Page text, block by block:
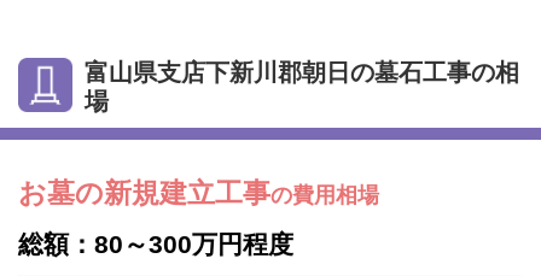
富山県支店下新川郡朝日の墓石工事の相
場
お墓の新規建立工事の費用相場
総額：80～300万円程度